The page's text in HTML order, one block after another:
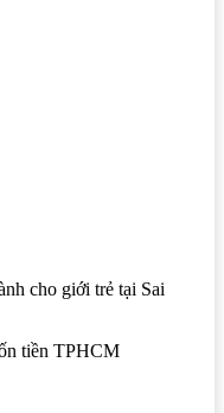
cho giới trẻ tại Sai
tiền TPHCM